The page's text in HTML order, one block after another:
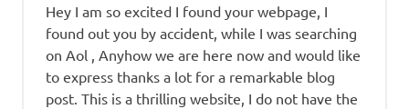
Hey I am so excited I found your webpage, I
found out you by accident, while I was searching
on Aol , Anyhow we are here now and would like
to express thanks a lot for a remarkable blog
post. This is a thrilling website, I do not have the